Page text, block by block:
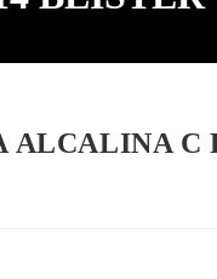
ALCALINA C